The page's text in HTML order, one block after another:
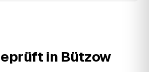
in Bützow